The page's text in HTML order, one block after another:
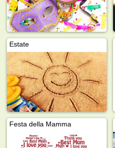
Estate
Festa della Mamma